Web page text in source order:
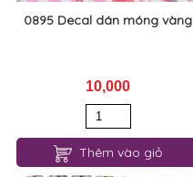
0895 Decal dán móng vàng
10,000
Thêm vào giỏ